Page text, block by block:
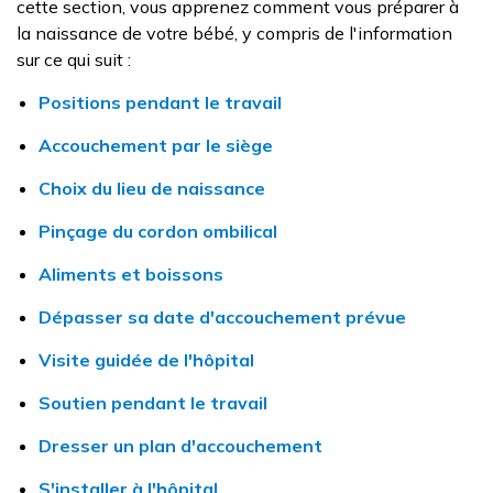
cette section, vous apprenez comment vous préparer à
la naissance de votre bébé, y compris de l'information
sur ce qui suit :
Positions pendant le travail
Accouchement par le siège
Choix du lieu de naissance
Pinçage du cordon ombilical
Aliments et boissons
Dépasser sa date d'accouchement prévue
Visite guidée de l'hôpital
Soutien pendant le travail
Dresser un plan d'accouchement
S'installer à l'hôpital